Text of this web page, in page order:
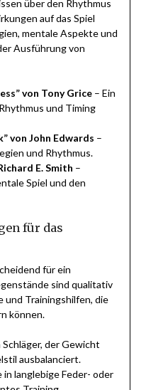
über den Rhythmus
auf das Spiel
mentale Aspekte und
Ausführung von
von Tony Grice– Ein
und Timing
von John Edwards –
und Rhythmus.
E. Smith –
Spiel und den
für das
für ein
sind qualitativ
und Trainingshilfen, die
können.
der Gewicht
ausbalanciert.
langlebige Feder- oder